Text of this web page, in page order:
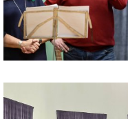
Файл
изображения